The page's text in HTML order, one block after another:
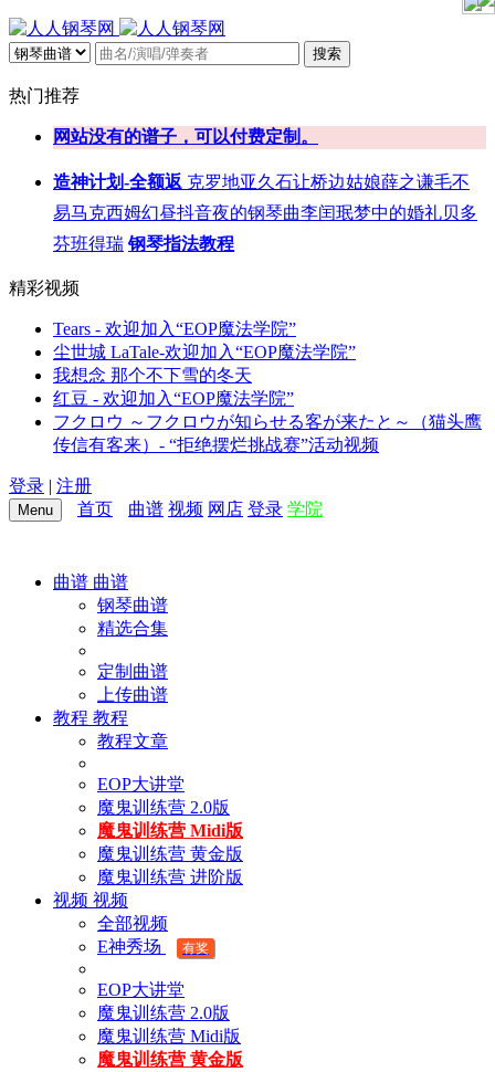
搜索
热门推荐
网站没有的谱子，可以付费定制。
造神计划-全额返 克罗地亚久石让桥边姑娘薛之谦毛不
易马克西姆幻昼抖音夜的钢琴曲李闰珉梦中的婚礼贝多
芬班得瑞 钢琴指法教程
精彩视频
Tears - 欢迎加入“EOP魔法学院”
尘世城 LaTale-欢迎加入“EOP魔法学院”
我想念 那个不下雪的冬天
红豆 - 欢迎加入“EOP魔法学院”
フクロウ ～フクロウが知らせる客が来たと～（猫头鹰
传信有客来）- “拒绝摆烂挑战赛”活动视频
登录 | 注册
Menu 首页 曲谱 视频 网店 登录 学院
曲谱 曲谱
钢琴曲谱
精选合集
定制曲谱
上传曲谱
教程 教程
教程文章
EOP大讲堂
魔鬼训练营 2.0版
魔鬼训练营 Midi版
魔鬼训练营 黄金版
魔鬼训练营 进阶版
视频 视频
全部视频
E神秀场
有奖
EOP大讲堂
魔鬼训练营 2.0版
魔鬼训练营 Midi版
魔鬼训练营 黄金版